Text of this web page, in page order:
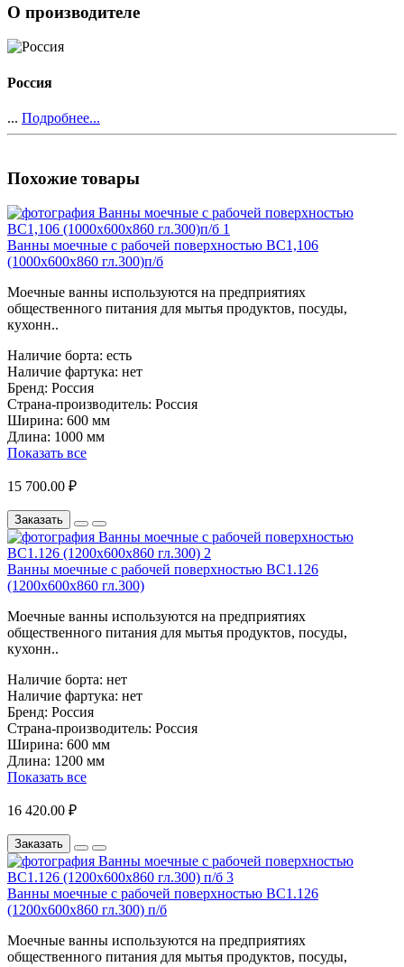
О производителе
Россия
... Подробнее...
Похожие товары
Ванны моечные с рабочей поверхностью ВС1,106
(1000х600х860 гл.300)п/б
Моечные ванны используются на предприятиях
общественного питания для мытья продуктов, посуды,
кухонн..
Наличие борта: есть
Наличие фартука: нет
Бренд: Россия
Страна-производитель: Россия
Ширина: 600 мм
Длина: 1000 мм
Показать все
15 700.00 ₽
Заказать
Ванны моечные с рабочей поверхностью ВС1.126
(1200х600х860 гл.300)
Моечные ванны используются на предприятиях
общественного питания для мытья продуктов, посуды,
кухонн..
Наличие борта: нет
Наличие фартука: нет
Бренд: Россия
Страна-производитель: Россия
Ширина: 600 мм
Длина: 1200 мм
Показать все
16 420.00 ₽
Заказать
Ванны моечные с рабочей поверхностью ВС1.126
(1200х600х860 гл.300) п/б
Моечные ванны используются на предприятиях
общественного питания для мытья продуктов, посуды,